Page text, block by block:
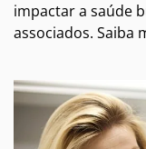
impactar a saúde
associados. Saiba